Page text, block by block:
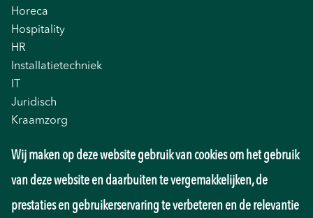
Horeca
Hospitality
HR
Installatietechniek
Juridisch
Kraamzorg
Management
Marketing
Overheid
Wij maken op deze website gebruik van cookies om het gebruik
van deze website en daarbuiten te vergemakkelijken, de
prestaties en gebruikerservaring te verbeteren en de relevantie